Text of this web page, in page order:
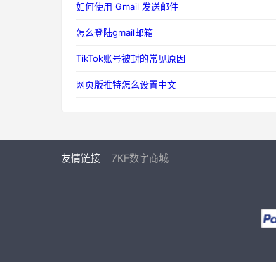
如何使用 Gmail 发送邮件
怎么登陆gmail邮箱
TikTok账号被封的常见原因
网页版推特怎么设置中文
友情链接 7KF数字商城